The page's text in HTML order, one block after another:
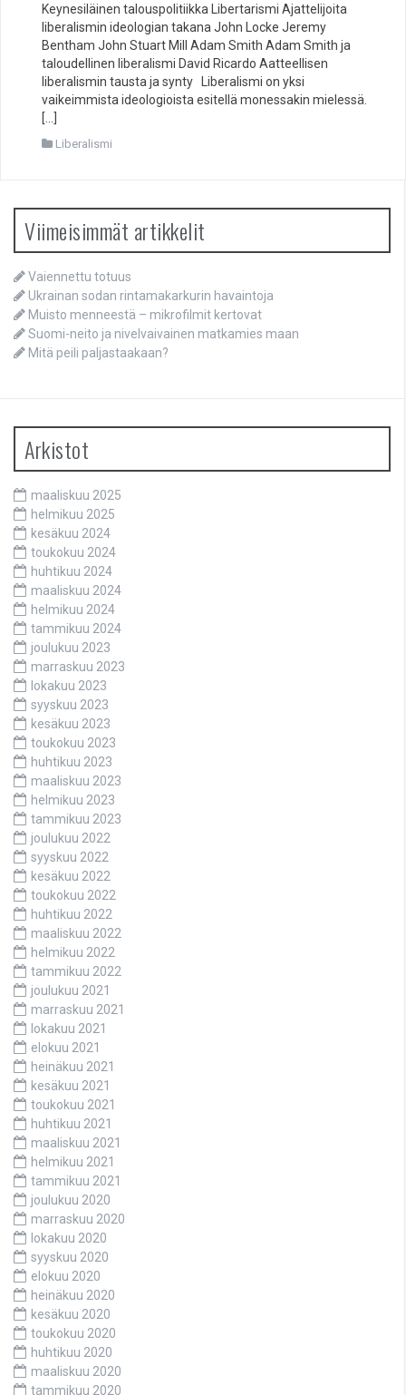
Keynesiläinen talouspolitiikka Libertarismi Ajattelijoita
liberalismin ideologian takana John Locke Jeremy
Bentham John Stuart Mill Adam Smith Adam Smith ja
taloudellinen liberalismi David Ricardo Aatteellisen
liberalismin tausta ja synty Liberalismi on yksi
vaikeimmista ideologioista esitellä monessakin mielessä.
[…]
Liberalismi
Viimeisimmät artikkelit
Vaiennettu totuus
Ukrainan sodan rintamakarkurin havaintoja
Muisto menneestä – mikrofilmit kertovat
Suomi-neito ja nivelvaivainen matkamies maan
Mitä peili paljastaakaan?
Arkistot
maaliskuu 2025
helmikuu 2025
kesäkuu 2024
toukokuu 2024
huhtikuu 2024
maaliskuu 2024
helmikuu 2024
tammikuu 2024
joulukuu 2023
marraskuu 2023
lokakuu 2023
syyskuu 2023
kesäkuu 2023
toukokuu 2023
huhtikuu 2023
maaliskuu 2023
helmikuu 2023
tammikuu 2023
joulukuu 2022
syyskuu 2022
kesäkuu 2022
toukokuu 2022
huhtikuu 2022
maaliskuu 2022
helmikuu 2022
tammikuu 2022
joulukuu 2021
marraskuu 2021
lokakuu 2021
elokuu 2021
heinäkuu 2021
kesäkuu 2021
toukokuu 2021
huhtikuu 2021
maaliskuu 2021
helmikuu 2021
tammikuu 2021
joulukuu 2020
marraskuu 2020
lokakuu 2020
syyskuu 2020
elokuu 2020
heinäkuu 2020
kesäkuu 2020
toukokuu 2020
huhtikuu 2020
maaliskuu 2020
tammikuu 2020